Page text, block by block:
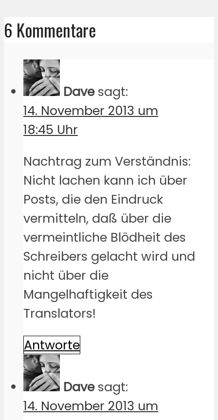
6 Kommentare
Dave sagt:
14. November 2013 um
18:45 Uhr
Nachtrag zum Verständnis:
Nicht lachen kann ich über
Posts, die den Eindruck
vermitteln, daß über die
vermeintliche Blödheit des
Schreibers gelacht wird und
nicht über die
Mangelhaftigkeit des
Translators!
Antworte
Dave sagt:
14. November 2013 um